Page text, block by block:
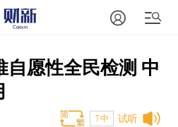
自愿性全民检测 中
试听
T中